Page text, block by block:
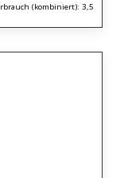
(kombiniert): 3,5